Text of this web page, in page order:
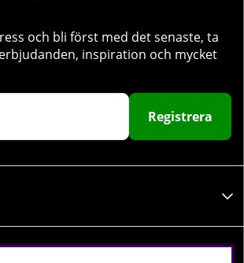
och bli först med det senaste, ta
inspiration och mycket
Registrera